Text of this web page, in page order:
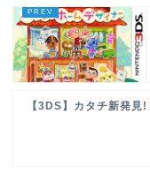
【3DS】カタチ新発見